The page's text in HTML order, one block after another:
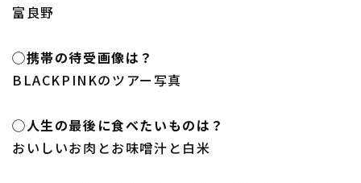
富良野
◯携帯の待受画像は？
BLACKPINKのツアー写真
◯人生の最後に食べたいものは？
おいしいお肉とお味噌汁と白米